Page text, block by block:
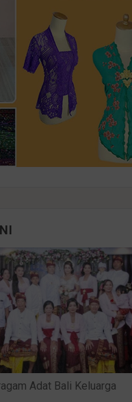
Adat Bali Keluarga